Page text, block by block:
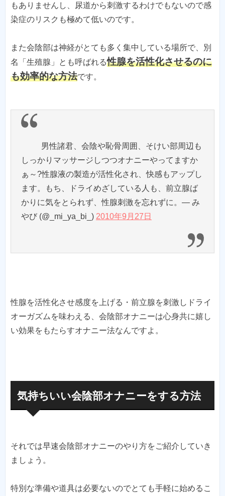
もありませんし、尿道から刺激するわけでもないので感
染症のリスクも極めて低いのです。
また会陰部は神経がとても多く集中している場所で、別
名「生殖腺」とも呼ばれる性腺を活性化させるのに
も効率的な方法です。
男性諸君、会陰や恥骨周囲、そけい部周辺も
しっかりマッサージしつつオナニーやってますか
ぁ～?性腺液の製造が活性化され、快感もアップし
ます。もち、ドライめざしている人も、前立腺ば
かりに気をとられず、性腺刺激を忘れずに。— み
やび (@_mi_ya_bi_) 2010年9月27日
性腺を活性化させ感度を上げる・前立腺を刺激しドライ
オーガズムを味わえる、会陰部オナニーは心身共に嬉し
い効果をもたらすオナニー法なんですよ。
気持ちいい会陰部オナニーをする方法
それでは早速会陰部オナニーのやり方をご紹介していき
ましょう。
特別な準備や道具は必要ないのでとても手軽に始めるこ